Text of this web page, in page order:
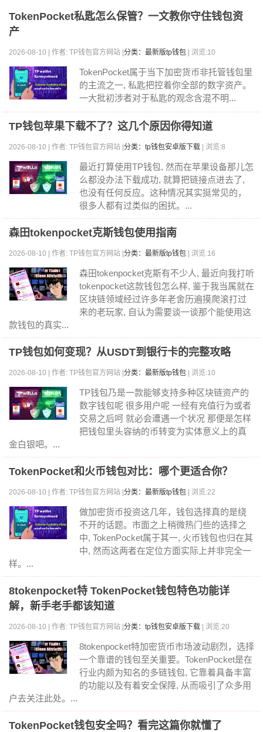
TokenPocket私匙怎么保管？一文教你守住钱包资
产
2026-08-10 | 作者: TP钱包官方网站 | 分类：最新版tp钱包 | 浏览:10
TokenPocket属于当下加密货币非托管钱包里
的主流之一, 私匙把控着你全部的数字资产。
一大批初涉者对于私匙的观念含混不明...
TP钱包苹果下载不了？这几个原因你得知道
2026-08-10 | 作者: TP钱包官方网站 | 分类：tp钱包安卓版下载 | 浏览:8
最近打算使用TP钱包, 然而在苹果设备那儿怎
么都没办法下载成功, 就算把链接点进去了,
也没有任何反应。这种情况其实挺常见的，
很多人都有过类似的困扰。...
森田tokenpocket克斯钱包使用指南
2026-08-10 | 作者: TP钱包官方网站 | 分类：最新版tp钱包 | 浏览:16
森田tokenpocket克斯有不少人, 最近向我打听
tokenpocket这款钱包怎么样, 鉴于我当属就在
区块链领域经过许多年老舍历遍摸爬滚打过
来的老玩家, 自认为需要谈一谈那个能使用这
款钱包的真实...
TP钱包如何变现？从USDT到银行卡的完整攻略
2026-08-10 | 作者: TP钱包官方网站 | 分类：最新版tp钱包 | 浏览:10
TP钱包乃是一款能够支持多种区块链资产的
数字钱包呢 很多用户呢 一经有充值行为或者
交易之后呵 就必会遭遇一个状况 那便是怎样
把钱包里头容纳的币转变为实体意义上的真
金白银吧。...
TokenPocket和火币钱包对比：哪个更适合你？
2026-08-10 | 作者: TP钱包官方网站 | 分类：最新版tp钱包 | 浏览:22
做加密货币投资这几年，钱包选择真的是绕
不开的话题。市面之上稍微热门些的选择之
中, TokenPocket属于其一, 火币钱包也归在其
中, 然而这两者在定位方面实际上并非完全一
样。...
8tokenpocket特 TokenPocket钱包特色功能详
解，新手老手都该知道
2026-08-10 | 作者: TP钱包官方网站 | 分类：tp钱包安卓版下载 | 浏览:20
8tokenpocket特加密货币市场波动剧烈，选择
一个靠谱的钱包至关重要。TokenPocket是在
行业内颇为知名的多链钱包, 它靠着具备丰富
的功能以及有着安全保障, 从而吸引了众多用
户去关注此处。...
TokenPocket钱包安全吗？看完这篇你就懂了